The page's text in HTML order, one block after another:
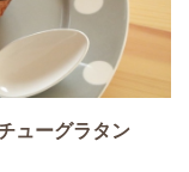
ューグラタン